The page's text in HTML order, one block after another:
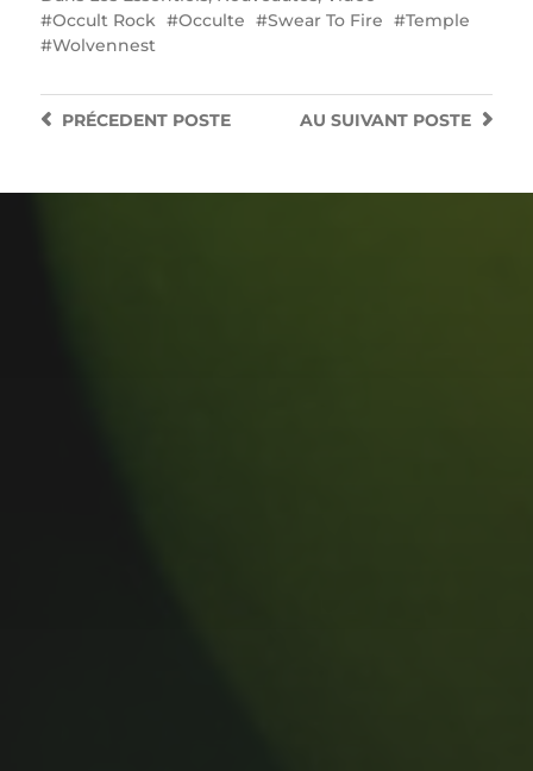
Occult Rock
Occulte Swear To Fire
Temple
Wolvennest
AU SUIVANT POSTE
PRÉCEDENTPOSTE